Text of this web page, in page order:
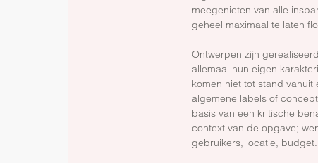
meegenieten van alle
geheel maximaal te laten
Ontwerpen zijn
allemaal hun eigen
komen niet tot stand vanuit
algemene labels of
basis van een kritische
context van de opgave;
gebruikers, locatie, budget.